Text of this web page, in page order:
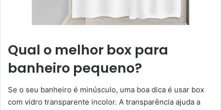
Qual o melhor box para
banheiro pequeno?
Se o seu banheiro é minúsculo, uma boa dica é usar box
com vidro transparente incolor. A transparência ajuda a